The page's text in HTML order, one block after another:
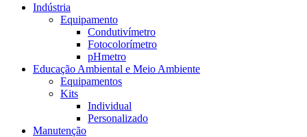
Indústria
Equipamento
Condutivímetro
Fotocolorímetro
pHmetro
Educação Ambiental e Meio Ambiente
Equipamentos
Kits
Individual
Personalizado
Manutenção